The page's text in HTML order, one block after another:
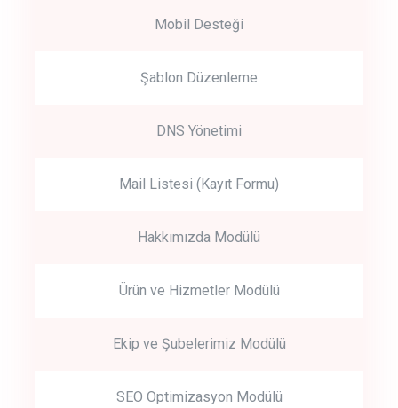
Mobil Desteği
Şablon Düzenleme
DNS Yönetimi
Mail Listesi (Kayıt Formu)
Hakkımızda Modülü
Ürün ve Hizmetler Modülü
Ekip ve Şubelerimiz Modülü
SEO Optimizasyon Modülü